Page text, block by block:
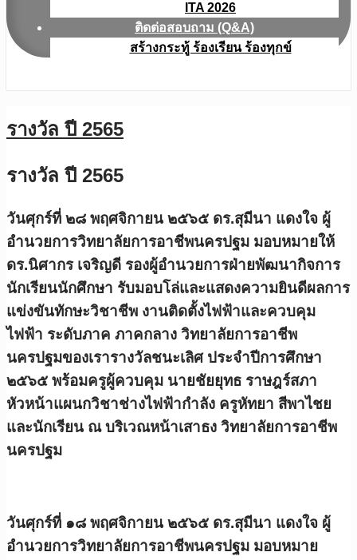
ITA 2026
ติดต่อสอบถาม (Q&A)
สร้างกระทู้ ร้องเรียน ร้องทุกข์
รางวัล ปี 2565
รางวัล ปี 2565
วันศุกร์ที่ ๒๘ พฤศจิกายน ๒๕๖๕ ดร.สุมีนา แดงใจ ผู้
อำนวยการวิทยาลัยการอาชีพนครปฐม มอบหมายให้
ดร.นิศากร เจริญดี รองผู้อำนวยการฝ่ายพัฒนากิจการ
นักเรียนนักศึกษา รับมอบโล่และแสดงความยินดีผลการ
แข่งขันทักษะวิชาชีพ งานติดตั้งไฟฟ้าและควบคุม
ไฟฟ้า ระดับภาค ภาคกลาง วิทยาลัยการอาชีพ
นครปฐมของเรารางวัลชนะเลิศ ประจำปีการศึกษา
๒๕๖๕ พร้อมครูผู้ควบคุม นายชัยยุทธ ราษฎร์สภา
หัวหน้าแผนกวิชาช่างไฟฟ้ากำลัง ครูหัทยา สีพาไชย
และนักเรียน ณ บริเวณหน้าเสาธง วิทยาลัยการอาชีพ
นครปฐม
วันศุกร์ที่ ๑๘ พฤศจิกายน ๒๕๖๕ ดร.สุมีนา แดงใจ ผู้
อำนวยการวิทยาลัยการอาชีพนครปฐม มอบหมาย